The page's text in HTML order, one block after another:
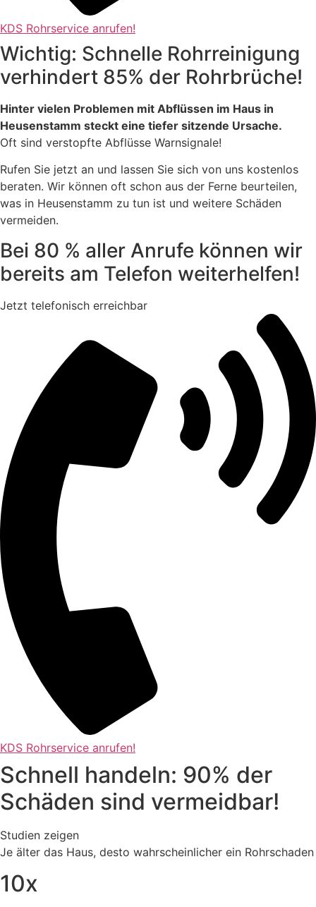
KDS Rohrservice anrufen!
Wichtig: Schnelle Rohrreinigung
verhindert 85% der Rohrbrüche!
Hinter vielen Problemen mit Abflüssen im Haus in
Heusenstamm steckt eine tiefer sitzende Ursache.
Oft sind verstopfte Abflüsse Warnsignale!
Rufen Sie jetzt an und lassen Sie sich von uns kostenlos
beraten. Wir können oft schon aus der Ferne beurteilen,
was in Heusenstamm zu tun ist und weitere Schäden
vermeiden.
Bei 80 % aller Anrufe können wir
bereits am Telefon weiterhelfen!
Jetzt telefonisch erreichbar
KDS Rohrservice anrufen!
Schnell handeln: 90% der
Schäden sind vermeidbar!
Studien zeigen
Je älter das Haus, desto wahrscheinlicher ein Rohrschaden
10x